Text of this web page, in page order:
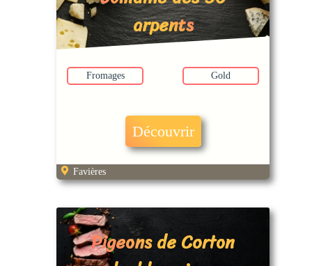
arpents
Fromages Gold
Découvrir
Favières
Pigeons de Corton